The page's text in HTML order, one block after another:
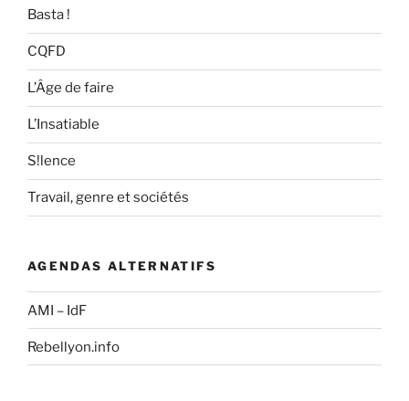
Basta !
CQFD
L’Âge de faire
L’Insatiable
S!lence
Travail, genre et sociétés
AGENDAS ALTERNATIFS
AMI – IdF
Rebellyon.info